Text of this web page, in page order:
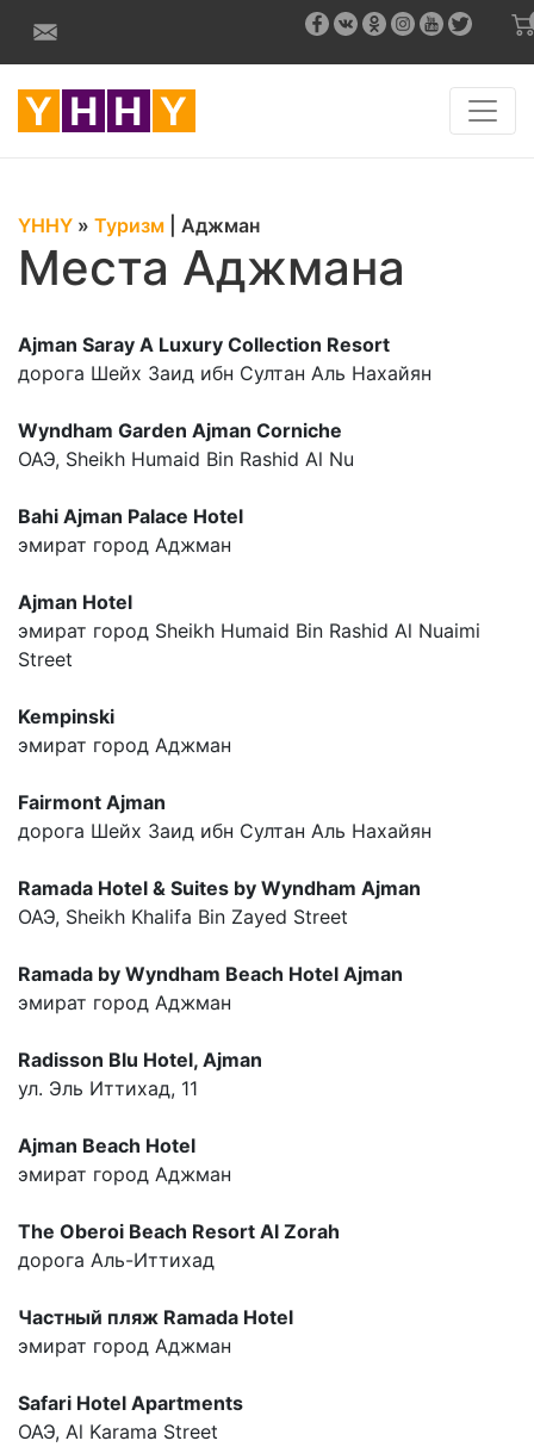
YHHY » Туризм Аджман
Места Аджмана
Ajman Saray A Luxury Collection Resort
дорога Шейх Заид ибн Султан Аль Нахайян
Wyndham Garden Ajman Corniche
ОАЭ, Sheikh Humaid Bin Rashid Al Nu
Bahi Ajman Palace Hotel
эмират город Аджман
Ajman Hotel
эмират город Sheikh Humaid Bin Rashid Al Nuaimi
Street
Kempinski
эмират город Аджман
Fairmont Ajman
дорога Шейх Заид ибн Султан Аль Нахайян
Ramada Hotel & Suites by Wyndham Ajman
ОАЭ, Sheikh Khalifa Bin Zayed Street
Ramada by Wyndham Beach Hotel Ajman
эмират город Аджман
Radisson Blu Hotel, Ajman
ул. Эль Иттихад, 11
Ajman Beach Hotel
эмират город Аджман
The Oberoi Beach Resort Al Zorah
дорога Аль-Иттихад
Частный пляж Ramada Hotel
эмират город Аджман
Safari Hotel Apartments
ОАЭ, Al Karama Street